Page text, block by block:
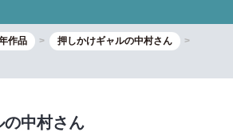
作品
押しかけギャルの中村さん
の中村さん